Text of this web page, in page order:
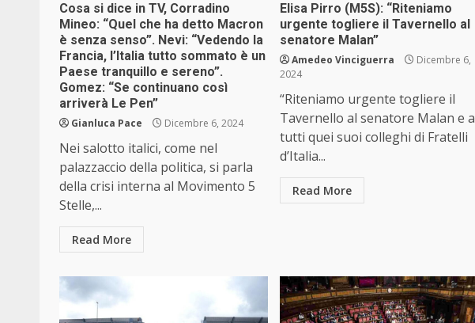
Cosa si dice in TV, Corradino
Mineo: “Quel che ha detto Macron
è senza senso”. Nevi: “Vedendo la
Francia, l’Italia tutto sommato è un
Paese tranquillo e sereno”.
Gomez: “Se continuano così
arriverà Le Pen”
Gianluca Pace Dicembre 6, 2024
Nei salotto italici, come nel
palazzaccio della politica, si parla
della crisi interna al Movimento 5
Stelle,...
Read More
Elisa Pirro (M5S): “Riteniamo
urgente togliere il Tavernello al
senatore Malan”
Amedeo Vinciguerra
Dicembre 6,
2024
“Riteniamo urgente togliere il
Tavernello al senatore Malan e a
tutti quei suoi colleghi di Fratelli
d’Italia...
Read More